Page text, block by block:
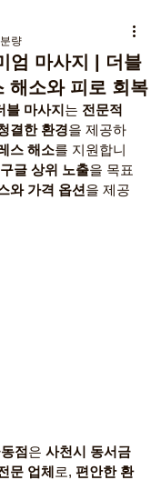
엄 마사지 | 더블
해소와 피로 회복
량
블 마사지는 전문적
결한 환경을 제공하
스 해소를 지원합니
구글 상위 노출을 목표
와 가격 옵션을 제공
점은 사천시 동서금
문 업체 로, 편안한 환